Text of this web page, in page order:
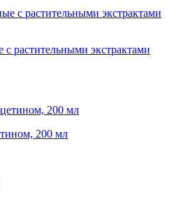
растительными экстрактами
200 мл